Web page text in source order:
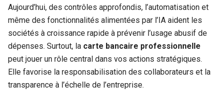
Aujourd’hui, des contrôles approfondis, l’automatisation et
même des fonctionnalités alimentées par l’IA aident les
sociétés à croissance rapide à prévenir l’usage abusif de
dépenses. Surtout, la carte bancaire professionnelle
peut jouer un rôle central dans vos actions stratégiques.
Elle favorise la responsabilisation des collaborateurs et la
transparence à l’échelle de l’entreprise.